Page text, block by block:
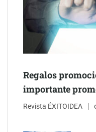
Eagle Waterproofing
impermeabilización de
mudanzas en Barcelona
Regalos
importante
Revista ÉXITOIDEA